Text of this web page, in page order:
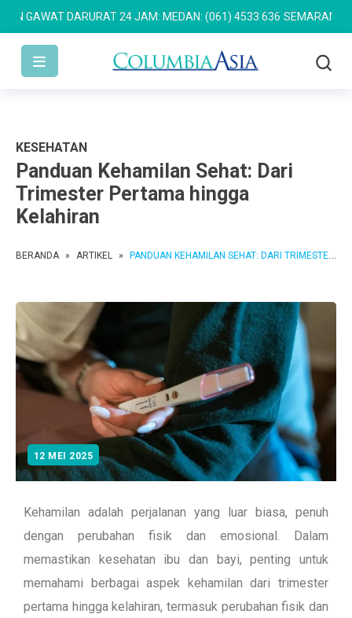
DARURAT 24 JAM: MEDAN: (061) 4533 636 SEMARANG: (024)
KESEHATAN
Panduan Kehamilan Sehat: Dari
Trimester Pertama hingga
Kelahiran
BERANDA » ARTIKEL » PANDUAN KEHAMILAN SEHAT: DARI TRIMESTER PERTAMA HINGGA KELAHIRAN
12 MEI 2025
Kehamilan adalah perjalanan yang luar biasa, penuh
dengan perubahan fisik dan emosional. Dalam
memastikan kesehatan ibu dan bayi, penting untuk
memahami berbagai aspek kehamilan dari trimester
pertama hingga kelahiran, termasuk perubahan fisik dan